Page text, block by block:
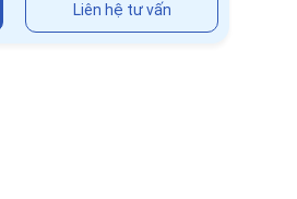
Liên hệ tư vấn